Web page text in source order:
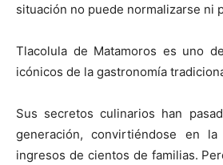
situación no puede normalizarse ni
Tlacolula de Matamoros es uno
icónicos de la gastronomía
Sus secretos culinarios han
generación, convirtiéndose en
ingresos de cientos de familias.